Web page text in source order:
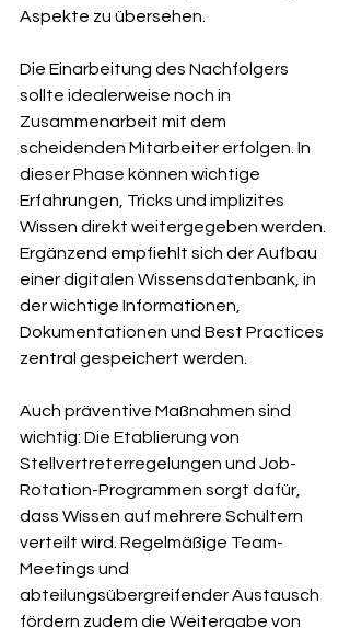
Aspekte zu übersehen.
Die Einarbeitung des Nachfolgers
sollte idealerweise noch in
Zusammenarbeit mit dem
scheidenden Mitarbeiter erfolgen. In
dieser Phase können wichtige
Erfahrungen, Tricks und implizites
Wissen direkt weitergegeben werden.
Ergänzend empfiehlt sich der Aufbau
einer digitalen Wissensdatenbank, in
der wichtige Informationen,
Dokumentationen und Best Practices
zentral gespeichert werden.
Auch präventive Maßnahmen sind
wichtig: Die Etablierung von
Stellvertreterregelungen und Job-
Rotation-Programmen sorgt dafür,
dass Wissen auf mehrere Schultern
verteilt wird. Regelmäßige Team-
Meetings und
abteilungsübergreifender Austausch
fördern zudem die Weitergabe von